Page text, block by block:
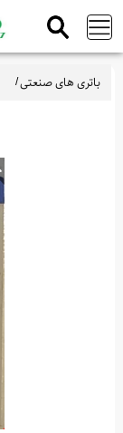
باتری های صنعتی/